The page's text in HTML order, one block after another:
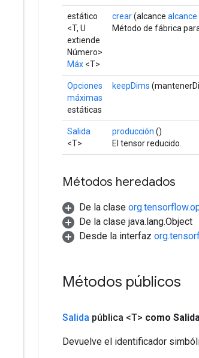
estático
<T, U
extiende
Número>
Máx <T>
crear(alcance alcance
Método de fábrica
Opciones
máximas
estáticas
keepDims
Salida
<T>
producción ()
El tensor reducido.
Métodos heredados
De la clase
De la clase java.lang.Object
Desde la interfaz
Métodos públicos
Salida pública <T> como
Devuelve el identificador